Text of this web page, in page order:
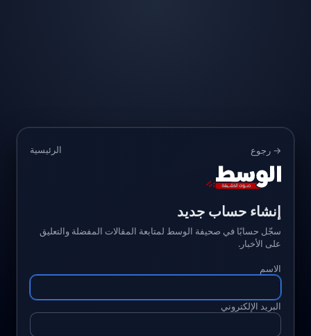
→ رجوع الرئيسية
إنشاء حساب جديد
سجّل حسابًا في صحيفة الوسط لمتابعة المقالات المفضلة والتعليق
على الأخبار.
الاسم
البريد الإلكتروني